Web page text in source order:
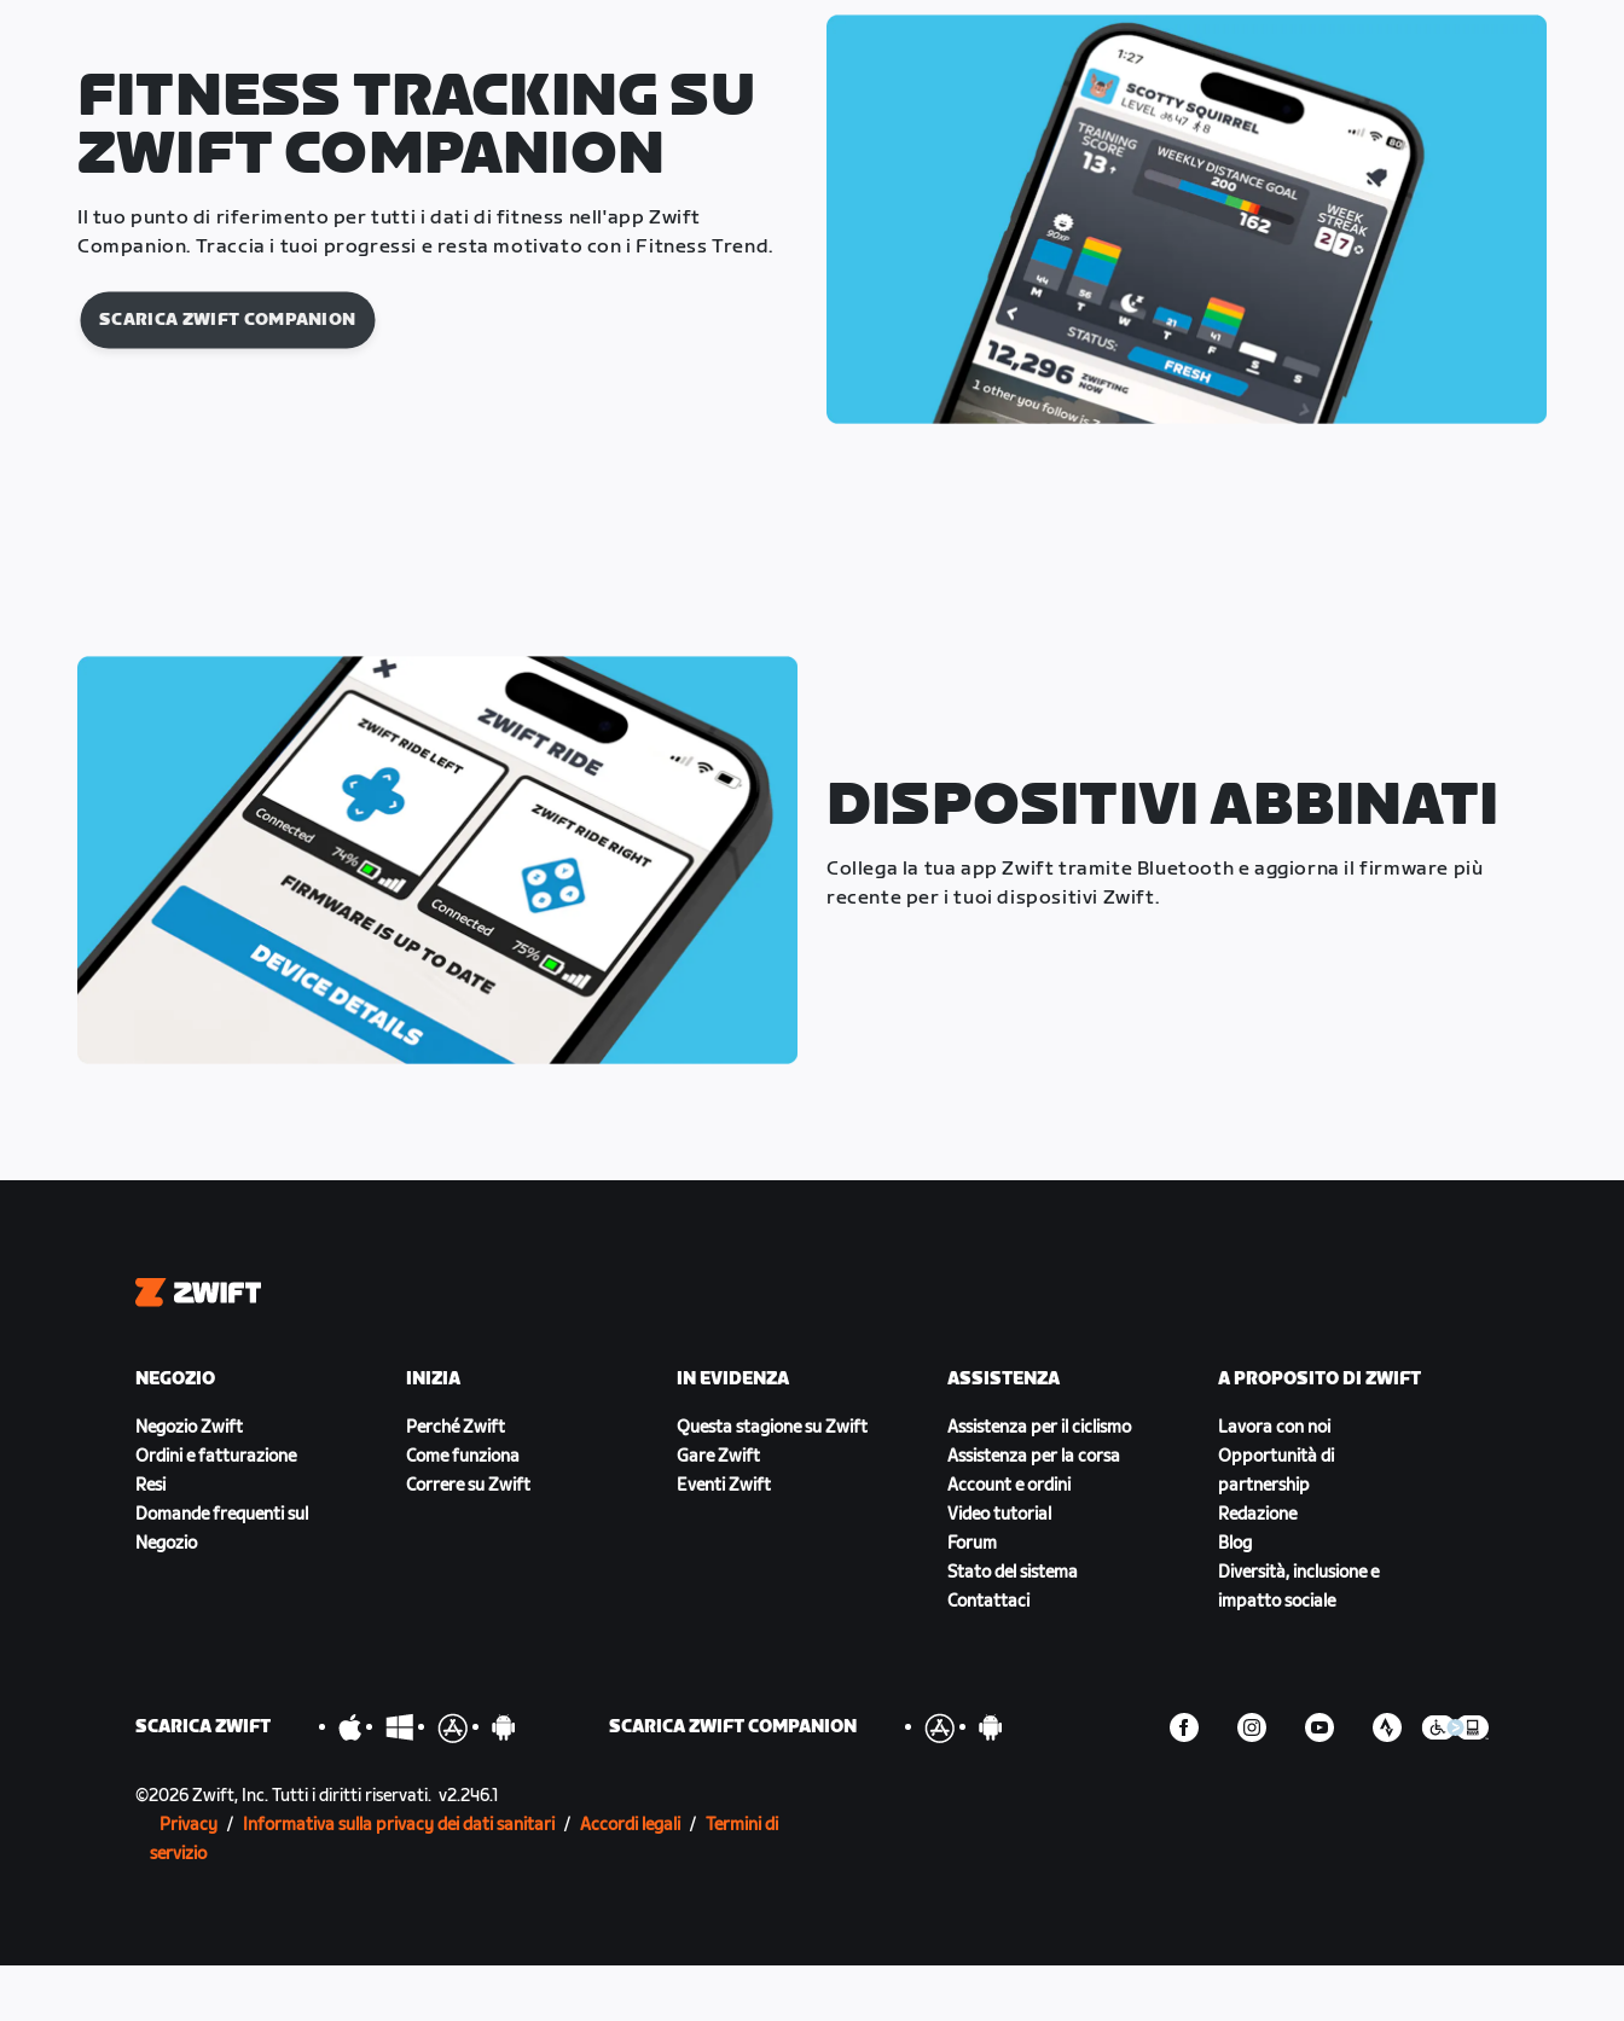
FITNESS TRACKING SU
ZWIFT COMPANION
Il tuo punto di riferimento per tutti i dati di fitness nell'app Zwift
Companion. Traccia i tuoi progressi e resta motivato con i Fitness Trend.
SCARICA ZWIFT COMPANION
DISPOSITIVI ABBINATI
Collega la tua app Zwift tramite Bluetooth e aggiorna il firmware più
recente per i tuoi dispositivi Zwift.
Zwift
NEGOZIO
Negozio Zwift
Ordini e fatturazione
Resi
Domande frequenti sul
Negozio
INIZIA
Perché Zwift
Come funziona
Correre su Zwift
IN EVIDENZA
Questa stagione su Zwift
Gare Zwift
Eventi Zwift
ASSISTENZA
Assistenza per il ciclismo
Assistenza per la corsa
Account e ordini
Video tutorial
Forum
Stato del sistema
Contattaci
A PROPOSITO DI ZWIFT
Lavora con noi
Opportunità di
partnership
Redazione
Blog
Diversità, inclusione e
impatto sociale
SCARICA ZWIFT SCARICA ZWIFT COMPANION
©2026Zwift, Inc.Tutti i diritti riservati. v2.246.1
Privacy / Informativa sulla privacy dei dati sanitari / Accordi legali / Termini di
servizio